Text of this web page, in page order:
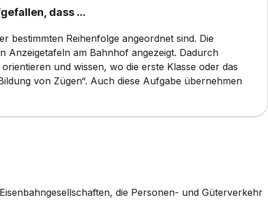
dass ...
bestimmten Reihenfolge angeordnet sind. Die
Anzeigetafeln am Bahnhof angezeigt. Dadurch
und wissen, wo die erste Klasse oder das
von Zügen“. Auch diese Aufgabe übernehmen
die Personen- und Güterverkehr